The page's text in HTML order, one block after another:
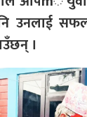
उनलाई
।